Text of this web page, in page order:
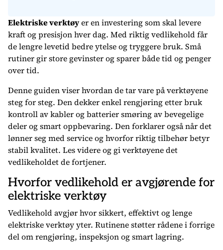
Elektriske verktøyer en investering som skal levere
kraft og presisjon hver dag. Med riktig vedlikehold får
de lengre levetid bedre ytelse og tryggere bruk. Små
rutiner gir store gevinster og sparer både tid og penger
over tid.
Denne guiden viser hvordan de tar vare på verktøyene
steg for steg. Den dekker enkel rengjøring etter bruk
kontroll av kabler og batterier smøring av bevegelige
deler og smart oppbevaring. Den forklarer også når det
lønner seg med service og hvorfor riktig tilbehør betyr
stabil kvalitet. Les videre og gi verktøyene det
vedlikeholdet de fortjener.
Hvorfor vedlikehold er avgjørende for
elektriske verktøy
Vedlikehold avgjør hvor sikkert, effektivt og lenge
elektriske verktøy yter. Rutinene støtter rådene i forrige
del om rengjøring, inspeksjon og smart lagring.